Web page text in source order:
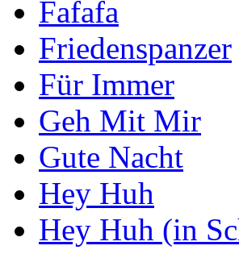
Fafafa
Friedenspanzer
Für Immer
Geh Mit Mir
Gute Nacht
Hey Huh
Hey Huh (in